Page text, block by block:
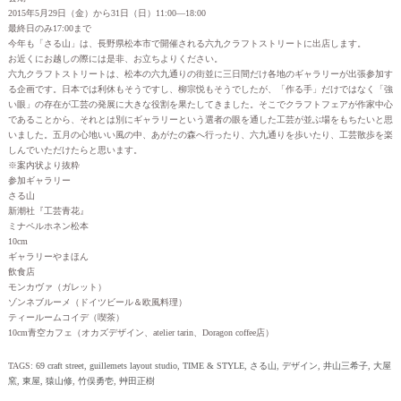
2015年5月29日（金）から31日（日）11:00—18:00
最終日のみ17:00まで
今年も「さる山」は、長野県松本市で開催される六九クラフトストリートに出店します。
お近くにお越しの際には是非、お立ちよりください。
六九クラフトストリートは、松本の六九通りの街並に三日間だけ各地のギャラリーが出張参加す
る企画です。日本では利休もそうですし、柳宗悦もそうでしたが、「作る手」だけではなく「強
い眼」の存在が工芸の発展に大きな役割を果たしてきました。そこでクラフトフェアが作家中心
であることから、それとは別にギャラリーという選者の眼を通した工芸が並ぶ場をもちたいと思
いました。五月の心地いい風の中、あがたの森へ行ったり、六九通りを歩いたり、工芸散歩を楽
しんでいただけたらと思います。
※案内状より抜粋
参加ギャラリー
さる山
新潮社『工芸青花』
ミナペルホネン松本
10cm
ギャラリーやまほん
飲食店
モンカヴァ（ガレット）
ゾンネブルーメ（ドイツビール＆欧風料理）
ティールームコイデ（喫茶）
10cm青空カフェ（オカズデザイン、atelier tarin、Doragon coffee店）
TAGS: 69 craft street guillemets layout studio TIME & STYLE さる山 デザイン 井山三希子 大屋
窯 東屋 猿山修 竹俣勇壱 艸田正樹